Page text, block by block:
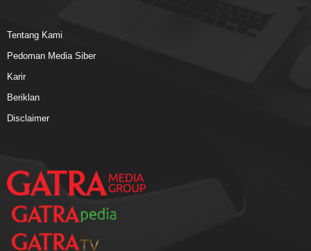
Tentang Kami
Pedoman Media Siber
Karir
Beriklan
Disclaimer